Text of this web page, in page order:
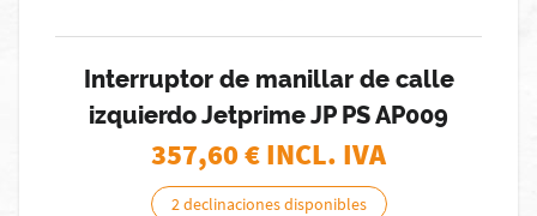
Interruptor de manillar de calle
izquierdo Jetprime JP PS AP009
357,60€ INCL. IVA
2 declinaciones disponibles